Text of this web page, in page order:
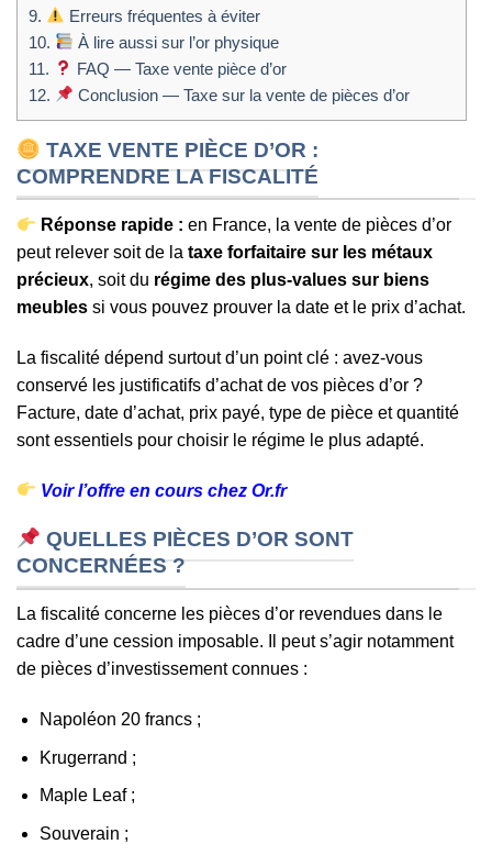
9.
Erreurs fréquentes à éviter
10.
À lire aussi sur l’or physique
11.
FAQ — Taxe vente pièce d’or
12.
Conclusion — Taxe sur la vente de pièces d’or
TAXE VENTE PIÈCE D’OR :
COMPRENDRE LA FISCALITÉ
Réponse rapide : en France, la vente de pièces d’or
peut relever soit de la taxe forfaitaire sur les métaux
précieux, soit du régime des plus-values sur biens
meubles si vous pouvez prouver la date et le prix d’achat.
La fiscalité dépend surtout d’un point clé : avez-vous
conservé les justificatifs d’achat de vos pièces d’or ?
Facture, date d’achat, prix payé, type de pièce et quantité
sont essentiels pour choisir le régime le plus adapté.
Voir l’offre en cours chez Or.fr
QUELLES PIÈCES D’OR SONT
CONCERNÉES ?
La fiscalité concerne les pièces d’or revendues dans le
cadre d’une cession imposable. Il peut s’agir notamment
de pièces d’investissement connues :
Napoléon 20 francs ;
Krugerrand ;
Maple Leaf ;
Souverain ;